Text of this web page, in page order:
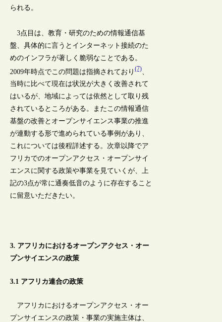
られる。
3点目は、教育・研究のための情報通信基
盤、具体的に言うとインターネット接続のた
めのインフラが著しく脆弱なことである。
2009年時点でこの問題は指摘されており(7)、
当時に比べて現在は状況が大きく改善されて
はいるが、地域によっては依然として取り残
されているところがある。またこの情報通信
基盤の改善とオープンサイエンス事業の推進
が連動する形で進められている事例があり、
これについては後程詳述する。次章以降でア
フリカでのオープンアクセス・オープンサイ
エンスに関する政策や事業を見ていくが、上
記の3点が常に通奏低音のように存在すること
に留意いただきたい。
3. アフリカにおけるオープンアクセス・オー
プンサイエンスの政策
3.1 アフリカ連合の政策
アフリカにおけるオープンアクセス・オー
プンサイエンスの政策・事業の実施主体は、